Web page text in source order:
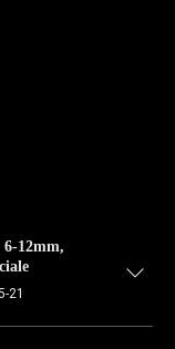
12mm,
21